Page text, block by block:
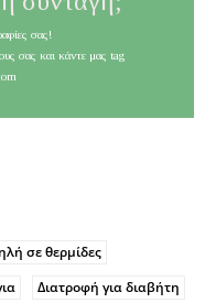
σας!
σας και κάντε μας tag
σε θερμίδες
Διατροφή για διαβήτη